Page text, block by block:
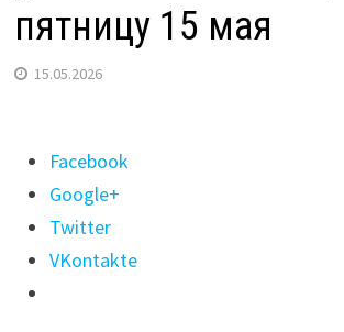
пятницу 15 мая
15.05.2026
Поделиться
"Иркутск
сковали
десятибалльные
пробки
Facebook
Google+
Twitter
VKontakte